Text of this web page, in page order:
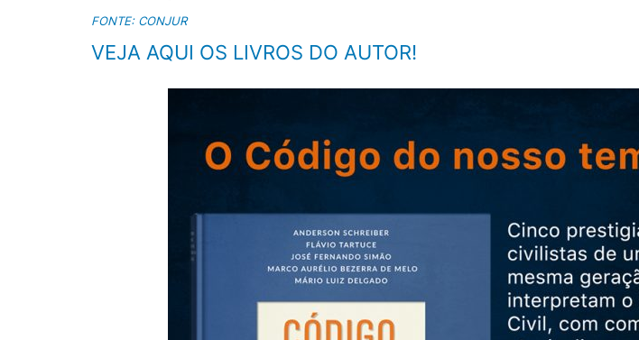
FONTE: CONJUR
VEJA AQUI OS LIVROS DO AUTOR!